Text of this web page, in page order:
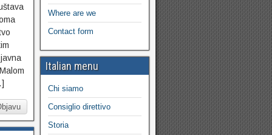
Where are we
Contact form
Italian menu
Chi siamo
Consiglio direttivo
Storia